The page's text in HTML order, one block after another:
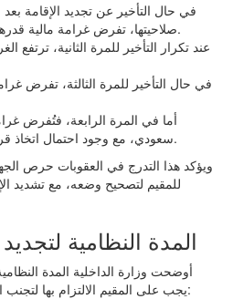
في حال التأخير عن تجديد الإقامة بعد
صلاحيتها، تفرض غرامة مالية قدرها خمسمائة ريال سعودي.
عند تكرار التأخير للمرة الثانية، ترتفع
في حال التأخير للمرة الثالثة، تفرض
أما في المرة الرابعة، فتُفرض
سعودي، مع وجود احتمال اتخاذ قرار بالترحيل من المملكة.
ويؤكد هذا التدرج في العقوبات حرص
للمقيم لتصحيح وضعه، مع تشديد
المدة النظامية لتجديد
أوضحت وزارة الداخلية المدة
يجب على المقيم الالتزام بها لتجنب الغرامات، حيث تم تحديد ما يلي: